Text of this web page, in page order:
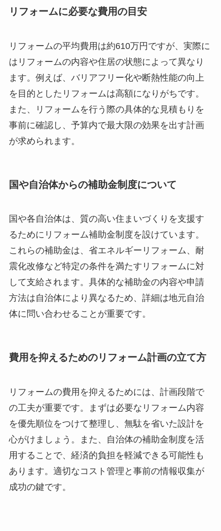
リフォームに必要な費用の目安
リフォームの平均費用は約610万円ですが、実際に
はリフォームの内容や住居の状態によって異なり
ます。例えば、バリアフリー化や断熱性能の向上
を目的としたリフォームは高額になりがちです。
また、リフォームを行う際の具体的な見積もりを
事前に確認し、予算内で最大限の効果を出す計画
が求められます。
国や自治体からの補助金制度について
国や各自治体は、質の高い住まいづくりを支援す
るためにリフォーム補助金制度を設けています。
これらの補助金は、省エネルギーリフォーム、耐
震化改修など特定の条件を満たすリフォームに対
して支給されます。具体的な補助金の内容や申請
方法は自治体により異なるため、詳細は地元自治
体に問い合わせることが重要です。
費用を抑えるためのリフォーム計画の立て方
リフォームの費用を抑えるためには、計画段階で
の工夫が重要です。まずは必要なリフォーム内容
を優先順位をつけて整理し、無駄を省いた設計を
心がけましょう。また、自治体の補助金制度を活
用することで、経済的負担を軽減できる可能性も
あります。適切なコスト管理と事前の情報収集が
成功の鍵です。